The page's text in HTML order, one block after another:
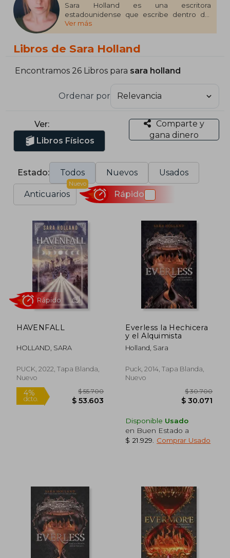
Sara Holland es una escritora
estadounidense que escribe dentro del
Young Adult y la fantasía. Creció en la
pequeña ciudad de Minnesota entre
Universidad Wesleyan. Después de
una tienda de té, una oficina de dentistas y
dirigirse a Nueva York para trabajar en
publicaciones. Everless, La Hechicera y el
Alquimista es su primera novela.
Ver más
Libros de Sara Holland
Encontramos 26 Libros para sara holland
Ordenar por
Ver:
Libros Físicos
Comparte y
gana dinero
Estado: Todos Nuevos Usados
Anticuarios
Nuevo
Rápido
HAVENFALL
HOLLAND, SARA
PUCK, 2022, Tapa Blanda,
Nuevo
Everless la Hechicera
y el Alquimista
Holland, Sara
Puck, 2014, Tapa Blanda,
Nuevo
Disponible Usado
en Buen Estado a
$ 21.929
Comprar Usado